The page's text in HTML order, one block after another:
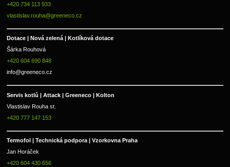
+420 734 113 933
vlastislav.rouha@greeneco.cz
Dotace | Nová zelená | Kotlíková dotace
Šárka Rouhová
+420 604 690 848
info@greeneco.cz
Servis kotlů | Attack | Greeneco | Kolton
Vlastislav Rouha st.
+420 777 147 153
Termofol | Technická podpora | Vzorkovna Praha
Jan Horáček
+420 604 430 656